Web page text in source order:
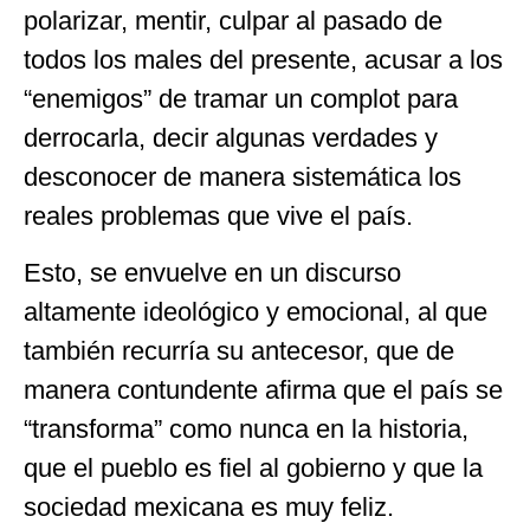
polarizar, mentir, culpar al pasado de
todos los males del presente, acusar a los
“enemigos” de tramar un complot para
derrocarla, decir algunas verdades y
desconocer de manera sistemática los
reales problemas que vive el país.
Esto, se envuelve en un discurso
altamente ideológico y emocional, al que
también recurría su antecesor, que de
manera contundente afirma que el país se
“transforma” como nunca en la historia,
que el pueblo es fiel al gobierno y que la
sociedad mexicana es muy feliz.